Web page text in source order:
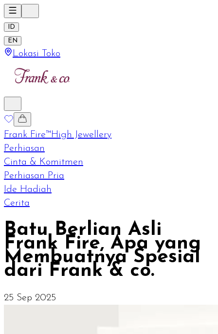
ID
EN
Lokasi Toko
Frank Fire™High Jewellery
Perhiasan
Cinta & Komitmen
Perhiasan Pria
Ide Hadiah
Cerita
Batu Berlian Asli
Frank Fire, Apa yang
Membuatnya Spesial
dari Frank & co.
25 Sep 2025